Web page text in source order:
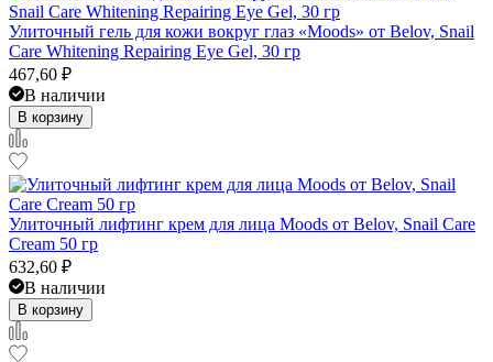
Улиточный гель для кожи вокруг глаз «Moods» от Belov, Snail
Care Whitening Repairing Eye Gel, 30 гр
467,60 ₽
В наличии
В корзину
Улиточный лифтинг крем для лица Moods от Belov, Snail Care
Cream 50 гр
632,60 ₽
В наличии
В корзину